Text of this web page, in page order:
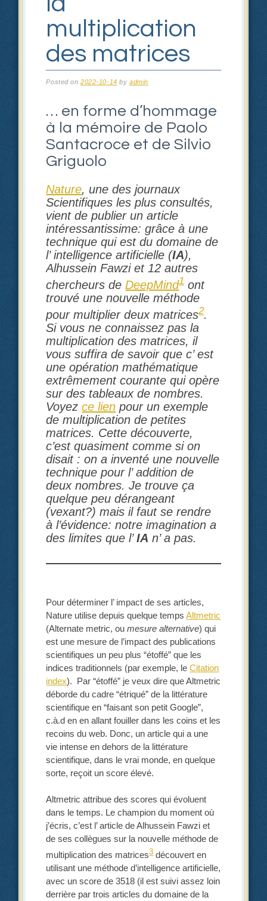
multiplication
des matrices
Posted on2022-10-14 by admin
… en forme d’hommage
à la mémoire de Paolo
Santacroce et de Silvio
Griguolo
Nature, une des journaux
Scientifiques les plus consultés,
vient de publier un article
intéressantissime: grâce à une
technique qui est du domaine de
l’ intelligence artificielle (IA),
Alhussein Fawzi et 12 autres
chercheurs deDeepMind1ont
trouvé une nouvelle méthode
pour multiplier deux matrices2.
Si vous ne connaissez pas la
multiplication des matrices, il
vous suffira de savoir que c’ est
une opération mathématique
extrêmement courante qui opère
sur des tableaux de nombres.
Voyezce lien pour un exemple
de multiplication de petites
matrices. Cette découverte,
c’est quasiment comme si on
disait : on a inventé une nouvelle
technique pour l’ addition de
deux nombres. Je trouve ça
quelque peu dérangeant
(vexant?) mais il faut se rendre
à l’évidence: notre imagination a
des limites que l’IA n’ a pas.
Pour déterminer l’ impact de ses articles,
Nature utilise depuis quelque tempsAltmetric
(Alternate metric, oumesure alternative) qui
est une mesure de l’impact des publications
scientifiques un peu plus “étoffé” que les
indices traditionnels (par exemple, leCitation
index). Par “étoffé” je veux dire que Altmetric
déborde du cadre “étriqué” de la littérature
scientifique en “faisant son petit Google”,
c.à.d en en allant fouiller dans les coins et les
recoins du web. Donc, un article qui a une
vie intense en dehors de la littérature
scientifique, dans le vrai monde, en quelque
sorte, reçoit un score élevé.
Altmetric attribue des scores qui évoluent
dans le temps. Le champion du moment où
j’écris, c’est l’ article de Alhussein Fawzi et
de ses collègues sur la nouvelle méthode de
multiplication des matrices3découvert en
utilisant une méthode d’intelligence artificielle,
avec un score de 3518 (il est suivi assez loin
derrière par trois articles du domaine de la